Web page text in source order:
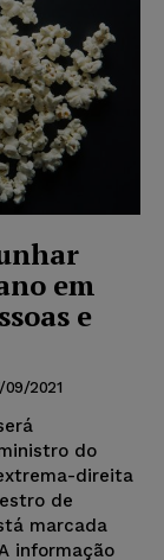
em
e
09/2021
do
direita
de
marcada
informação